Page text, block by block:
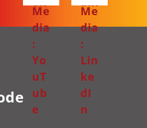
Me
dia
:
Yo
uT
ub
e
Me
dia
:
Lin
ke
dI
n